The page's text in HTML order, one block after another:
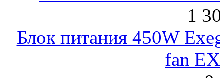
1
Блок питания 450W
fan